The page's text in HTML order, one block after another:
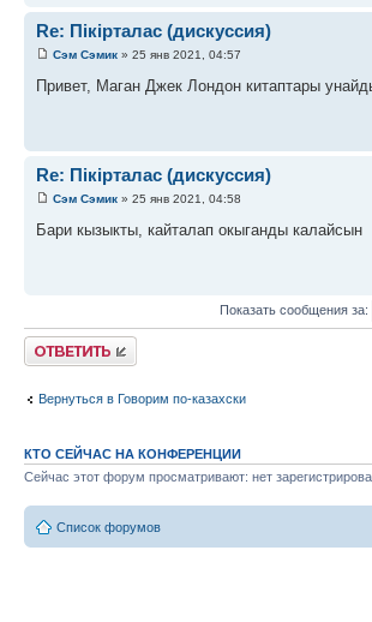
Re: Пікірталас (дискуссия)
Сэм Сэмик » 25 янв 2021, 04:57
Привет, Маган Джек Лондон китаптары
Re: Пікірталас (дискуссия)
Сэм Сэмик » 25 янв 2021, 04:58
Бари кызыкты, кайталап окыганды калайсын
Показать сообщения за:
Ответить
Вернуться в Говорим по-казахски
КТО СЕЙЧАС НА КОНФЕРЕНЦИИ
Сейчас этот форум просматривают: нет
Список форумов